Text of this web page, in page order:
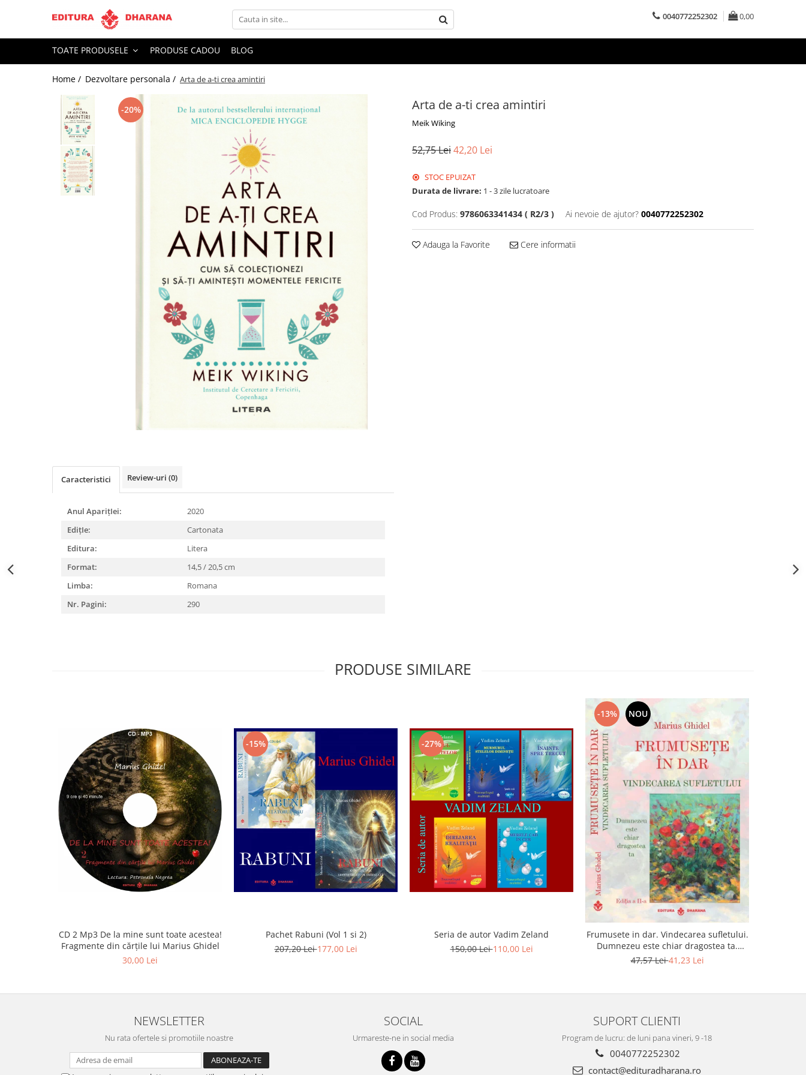
Toate Produsele
CARTI EDITURA DHARANA
OFERTE LA PACHET
Carti cu AUTOGRAF
Dezvoltare personala
0040772252302 0,00
TOATE PRODUSELE PRODUSE CADOU BLOG
Home / Dezvoltare personala / Arta de a-ti crea amintiri
Arta de a-ti crea amintiri
Meik Wiking
-20%
52,75 Lei42,20 Lei
STOC EPUIZAT
Durata de livrare: 1 - 3 zile lucratoare
Cod Produs: 9786063341434 ( R2/3 ) Ai nevoie de ajutor? 0040772252302
Adauga la Favorite Cere informatii
Caracteristici Review-uri (0)
Anul AparițIei:
2020
EdițIe:
Cartonata
Editura:
Litera
Format:
14,5 / 20,5 cm
Limba:
Romana
Nr. Pagini:
290
PRODUSE SIMILARE
CD 2 Mp3 De la mine sunt toate acestea!
Fragmente din cărțile lui Marius Ghidel
30,00 Lei
-15%
Pachet Rabuni (Vol 1 si 2)
207,20 Lei177,00 Lei
-27%
Seria de autor Vadim Zeland
150,00 Lei110,00 Lei
-13% NOU
Frumusete in dar. Vindecarea sufletului.
Dumnezeu este chiar dragostea ta.
Editia a 2-a
47,57 Lei41,23 Lei
NEWSLETTER
Nu rata ofertele si promotiile noastre
SOCIAL
Urmareste-ne in social media
SUPORT CLIENTI
Program de lucru: de luni pana vineri, 9 -18
0040772252302
contact@edituradharana.ro